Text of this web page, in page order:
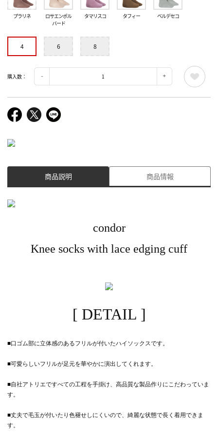
プラリネ
ロサエンポル
バード
タマリスコ タフィー ベルデセコ
4 6 8
購入数：
商品説明 商品情報
condor
Knee socks with lace edging cuff
[ DETAIL ]
■口ゴム部に立体感のあるフリルが付いたハイソックスです。
■可愛らしいフリルが足元を華やかに演出してくれます。
■自社アトリエですべての工程を手掛け、高品質な製品作りにこだわっていま
す。
■丈夫で毛玉が付いたり色褪せしにくいので、綺麗な状態で長く着用できま
す。